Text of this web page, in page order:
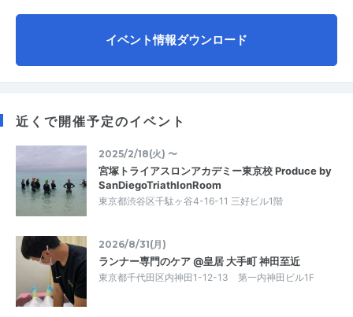
イベント情報ダウンロード
近くで開催予定のイベント
2025/2/18(火) 〜
宮塚トライアスロンアカデミー東京校 Produce by
SanDiegoTriathlonRoom
東京都渋谷区千駄ヶ谷4-16-11 三好ビル1階
2026/8/31(月)
ランナー専門のケア @皇居 大手町 神田至近
東京都千代田区内神田1-12-13 第一内神田ビル1F